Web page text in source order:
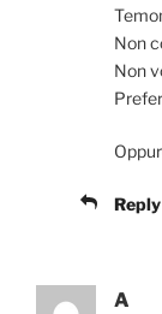
Non
Non
Reply
A